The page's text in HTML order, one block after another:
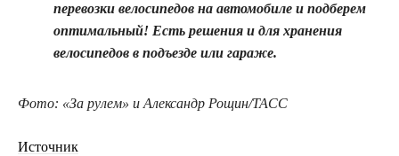
перевозки велосипедов на автомобиле и подберем
оптимальный! Есть решения и для хранения
велосипедов в подъезде или гараже.
Фото: «За рулем» и Александр Рощин/ТАСС
Источник